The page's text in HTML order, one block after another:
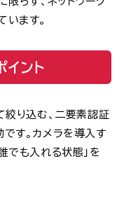
ます。
ント
絞り込む、二要素認証
す。カメラを導入す
でも入れる状態」を